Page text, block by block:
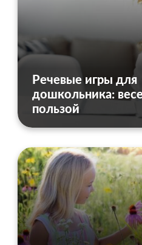
Речевые игры для
дошкольника:
пользой